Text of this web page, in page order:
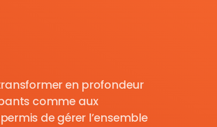
en profondeur
comme aux
de gérer l’ensemble